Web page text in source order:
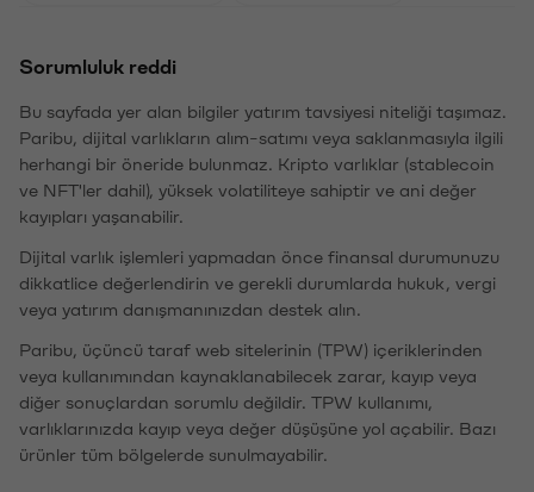
Sorumluluk reddi
Bu sayfada yer alan bilgiler yatırım tavsiyesi niteliği taşımaz.
Paribu, dijital varlıkların alım-satımı veya saklanmasıyla ilgili
herhangi bir öneride bulunmaz. Kripto varlıklar (stablecoin
ve NFT'ler dahil), yüksek volatiliteye sahiptir ve ani değer
kayıpları yaşanabilir.
Dijital varlık işlemleri yapmadan önce finansal durumunuzu
dikkatlice değerlendirin ve gerekli durumlarda hukuk, vergi
veya yatırım danışmanınızdan destek alın.
Paribu, üçüncü taraf web sitelerinin (TPW) içeriklerinden
veya kullanımından kaynaklanabilecek zarar, kayıp veya
diğer sonuçlardan sorumlu değildir. TPW kullanımı,
varlıklarınızda kayıp veya değer düşüşüne yol açabilir. Bazı
ürünler tüm bölgelerde sunulmayabilir.